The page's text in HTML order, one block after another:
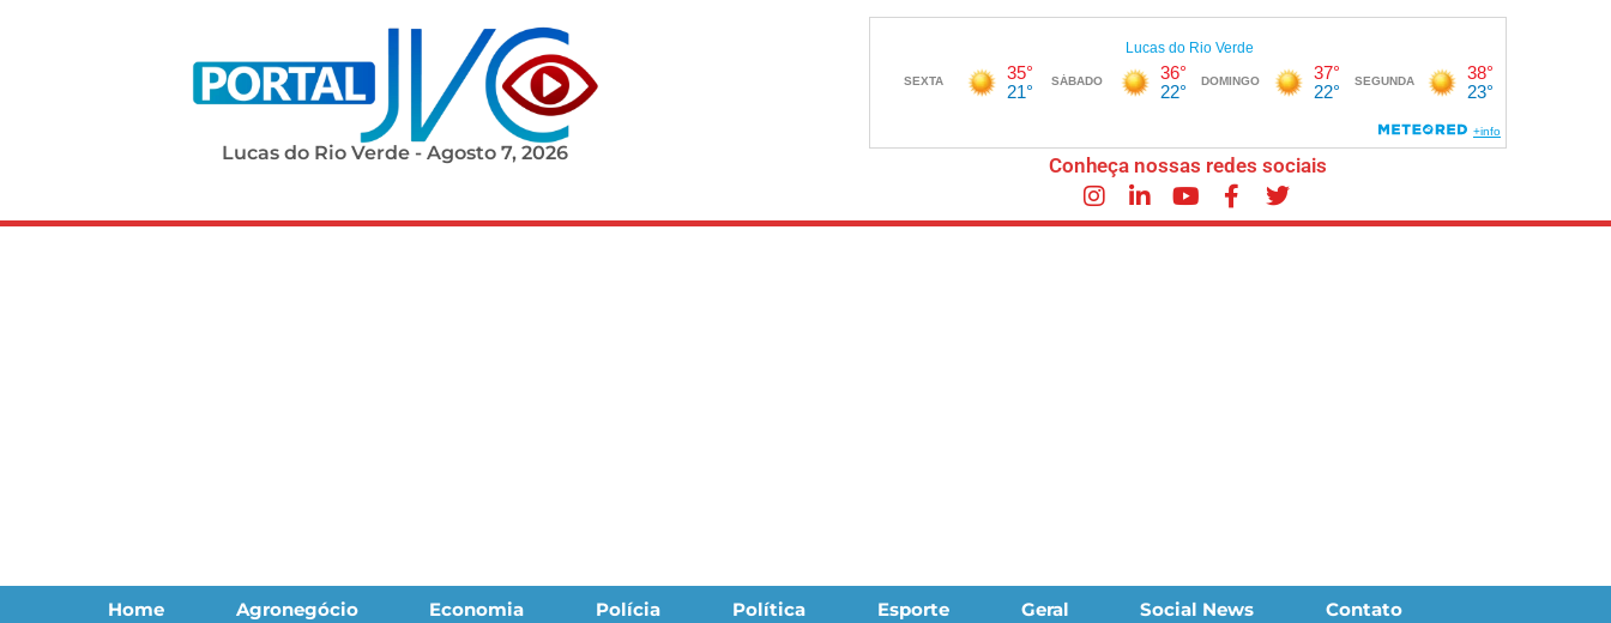
Lucas do Rio Verde - Agosto 7, 2026
Conheça nossas redes sociais
Home Agronegócio Economia Polícia Política Esporte Geral Social News Contato